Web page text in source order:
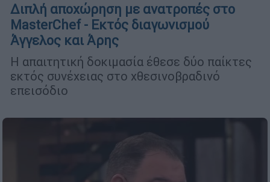
Διπλή αποχώρηση με ανατροπές στο
MasterChef - Εκτός διαγωνισμού
Άγγελος και Άρης
Η απαιτητική δοκιμασία έθεσε δύο παίκτες
εκτός συνέχειας στο χθεσινοβραδινό
επεισόδιο